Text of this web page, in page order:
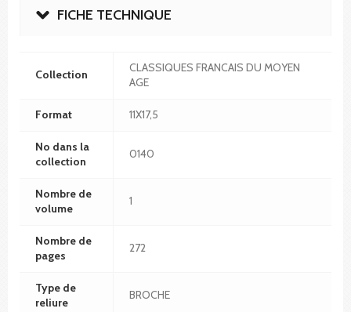
FICHE TECHNIQUE
Collection
CLASSIQUES FRANCAIS DU MOYEN
AGE
Format 11X17,5
No dans la
collection
0140
Nombre de
volume
1
Nombre de
pages
272
Type de
reliure
BROCHE